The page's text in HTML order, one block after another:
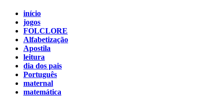
início
jogos
FOLCLORE
Alfabetização
Apostila
leitura
dia dos pais
Português
maternal
matemática